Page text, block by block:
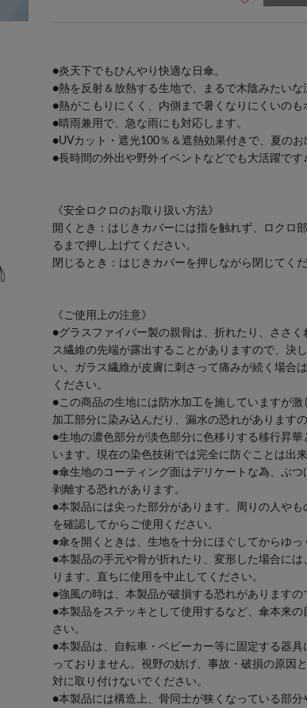
●炎天下でもひんやり快適な日傘。
●熱を反射＆放熱する生地で、まるで木陰みたいな
●熱がこもりにくく、内側まで暑くなりにくいの
●晴雨兼用で、急な雨にも対応します。
●UVカット・遮光100％＆遮熱効果付きで、夏のお
●長時間の外出や野外イベントなどでも大活躍です♪
《安全ロクロのお取り扱い方法》
開くとき：はじきカバーには指を触れず、ロクロ
るまで押し上げてください。
閉じるとき：はじきカバーを押しながら閉じてくだ
《ご使用上の注意》
●グラスファイバー製の親骨は、折れたり、ささ
ス繊維の先端が露出することがありますので、決
い。ガラス繊維が皮膚に刺さって痛みが続く場合
ください。
●この商品の生地には防水加工を施していますが
加工部分に染み込んだり、漏水の恐れがあります
●生地の濃色部分が淡色部分に色移りする移行昇
います。現在の染色技術では完全に防ぐことは出
●傘生地のコーティング面はデリケートな為、ぶ
剥離する恐れがあります。
●本製品には尖った部分があります。周りの人や
を確認してからご使用ください。
●傘を開くときは、生地を十分にほぐしてからゆっ
●本製品の手元や骨が折れたり、変形した場合に
ります。直ちに使用を中止してください。
●強風の時は、本製品が破損する恐れがありますの
●本製品をステッキとして使用するなど、傘本来
さい。
●本製品は、自転車・ベビーカー等に固定する器
っておりません。視野の妨げ、事故・破損の原因
対に取り付けないでください。
●本製品には構造上、骨同士が狭くなっている部